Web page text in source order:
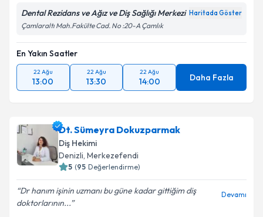
Dental Rezidans ve Ağız ve Diş Sağlığı Merkezi Haritada Göster
Çamlaraltı Mah.Fakülte Cad. No :20-A Çamlık
En Yakın Saatler
22 Ağu
13:00
22 Ağu
13:30
22 Ağu
14:00 Daha Fazla
Dt. Sümeyra Dokuzparmak
Diş Hekimi
Denizli, Merkezefendi
5 (95 Değerlendirme)
Dr hanım işinin uzmanı bu güne kadar gittiğim diş
doktorlarının...
Devamı